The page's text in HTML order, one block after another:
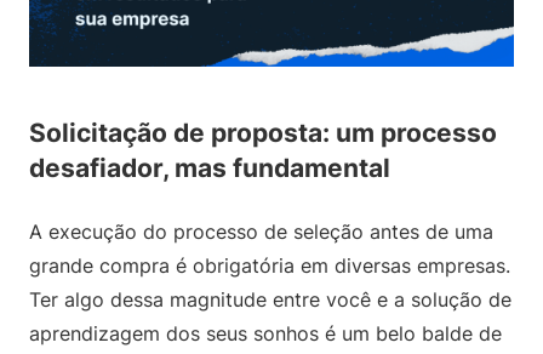
Solicitação de proposta: um processo
desafiador, mas fundamental
A execução do processo de seleção antes de uma
grande compra é obrigatória em diversas empresas.
Ter algo dessa magnitude entre você e a solução de
aprendizagem dos seus sonhos é um belo balde de